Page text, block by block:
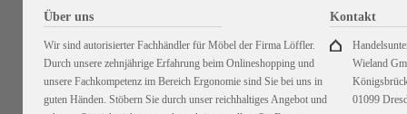
Über uns
Wir sind autorisierter Fachhändler für Möbel der Firma Löffler.
Durch unsere zehnjährige Erfahrung beim Onlineshopping und
unsere Fachkompetenz im Bereich Ergonomie sind Sie bei uns in
guten Händen. Stöbern Sie durch unser reichhaltiges Angebot und
Kontakt
Wieland
01099